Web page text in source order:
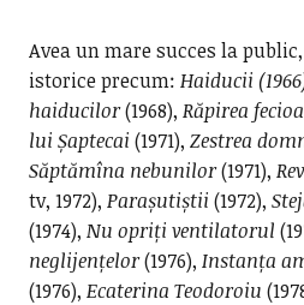
Avea un mare succes la
istorice precum: Haiducii
haiducilor(1968), Răpirea
lui Șaptecai (1971), Zestrea
Săptămîna nebunilor(1971),
tv, 1972), Parașutiștii (1972),
(1974), Nu opriți ventilatorul
neglijențelor(1976), Instanța
(1976), Ecaterina Teodoroiu